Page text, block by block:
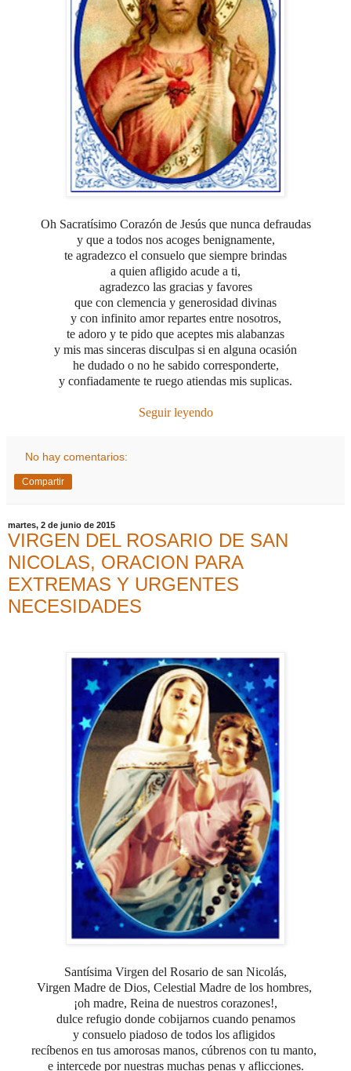
Oh Sacratísimo Corazón de Jesús que nunca defraudas
y que a todos nos acoges benignamente,
te agradezco el consuelo que siempre brindas
a quien afligido acude a ti,
agradezco las gracias y favores
que con clemencia y generosidad divinas
y con infinito amor repartes entre nosotros,
te adoro y te pido que aceptes mis alabanzas
y mis mas sinceras disculpas si en alguna ocasión
he dudado o no he sabido corresponderte,
y confiadamente te ruego atiendas mis suplicas.
Seguir leyendo
No hay comentarios:
Compartir
martes, 2 de junio de 2015
VIRGEN DEL ROSARIO DE SAN
NICOLAS, ORACION PARA
EXTREMAS Y URGENTES
NECESIDADES
Santísima Virgen del Rosario de san Nicolás,
Virgen Madre de Dios, Celestial Madre de los hombres,
¡oh madre, Reina de nuestros corazones!,
dulce refugio donde cobijarnos cuando penamos
y consuelo piadoso de todos los afligidos
recíbenos en tus amorosas manos, cúbrenos con tu manto,
e intercede por nuestras muchas penas y aflicciones.